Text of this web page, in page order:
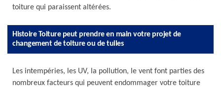
toiture qui paraissent altérées.
Histoire Toiture peut prendre en main votre projet de
changement de toiture ou de tuiles
Les intempéries, les UV, la pollution, le vent font parties des
nombreux facteurs qui peuvent endommager votre toiture